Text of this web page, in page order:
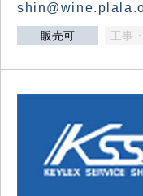
販売可 工事